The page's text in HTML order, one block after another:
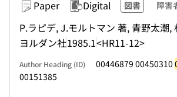
Paper Digital 図書 障害
P.ラピデ, J.モルトマン 著, 青野太潮,
ヨルダン社1985.1<HR11-12>
Author Heading (ID) 00446879 00450310
00151385